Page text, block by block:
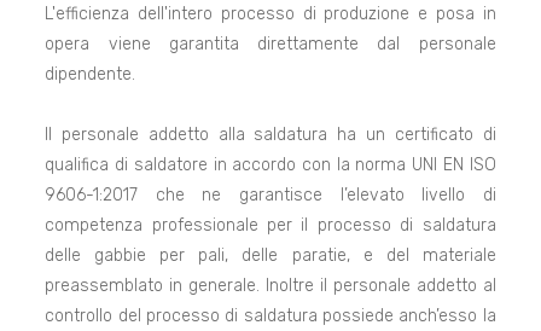
L'efficienza dell'intero processo di produzione e posa in
opera viene garantita direttamente dal personale
dipendente.
Il personale addetto alla saldatura ha un certificato di
qualifica di saldatore in accordo con la norma UNI EN ISO
9606-1:2017 che ne garantisce l’elevato livello di
competenza professionale per il processo di saldatura
delle gabbie per pali, delle paratie, e del materiale
preassemblato in generale. Inoltre il personale addetto al
controllo del processo di saldatura possiede anch’esso la